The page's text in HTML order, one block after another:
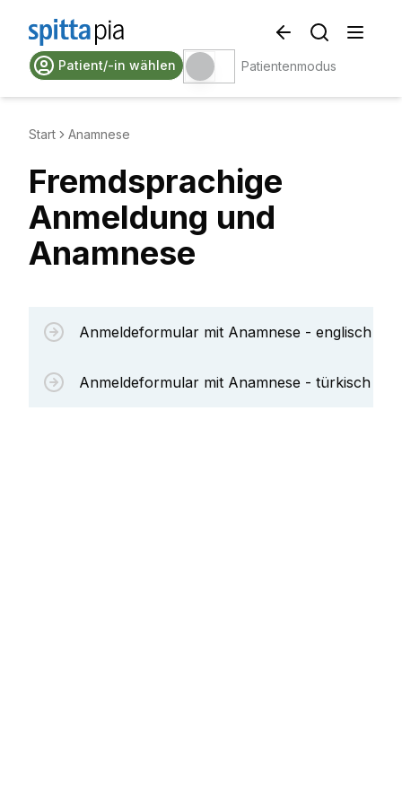
Patient/-in wählen Patientenmodus
Start Anamnese
Fremdsprachige
Anmeldung und
Anamnese
Anmeldeformular mit Anamnese - englisch
Anmeldeformular mit Anamnese - türkisch